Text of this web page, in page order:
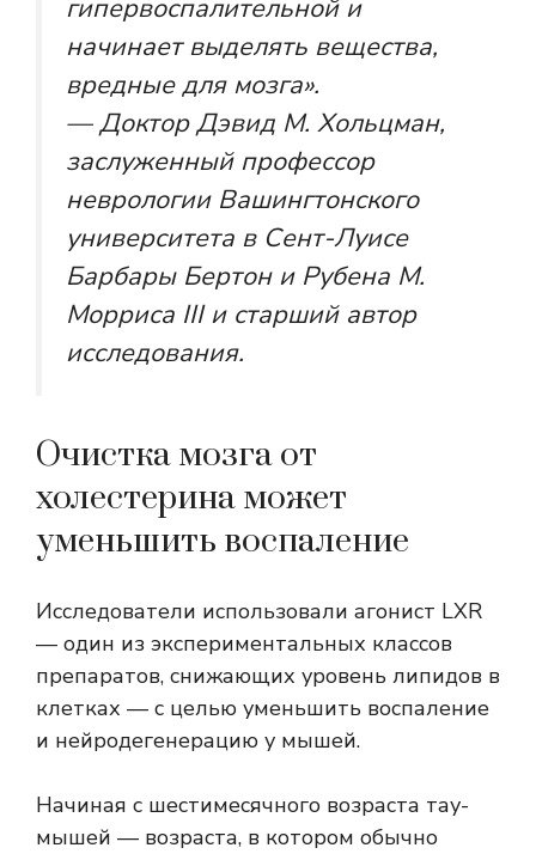
гипервоспалительной и
начинает выделять вещества,
вредные для мозга».
— Доктор Дэвид М. Хольцман,
заслуженный профессор
неврологии Вашингтонского
университета в Сент-Луисе
Барбары Бертон и Рубена М.
Морриса III и старший автор
исследования.
Очистка мозга от
холестерина может
уменьшить воспаление
Исследователи использовали агонист LXR
— один из экспериментальных классов
препаратов, снижающих уровень липидов в
клетках — с целью уменьшить воспаление
и нейродегенерацию у мышей.
Начиная с шестимесячного возраста тау-
мышей — возраста, в котором обычно